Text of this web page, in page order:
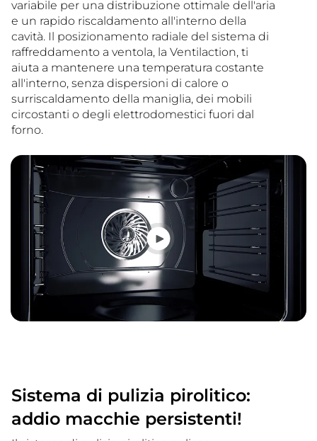
variabile per una distribuzione ottimale dell'aria
e un rapido riscaldamento all'interno della
cavità. Il posizionamento radiale del sistema di
raffreddamento a ventola, la Ventilaction, ti
aiuta a mantenere una temperatura costante
all'interno, senza dispersioni di calore o
surriscaldamento della maniglia, dei mobili
circostanti o degli elettrodomestici fuori dal
forno.
Sistema di pulizia pirolitico:
addio macchie persistenti!